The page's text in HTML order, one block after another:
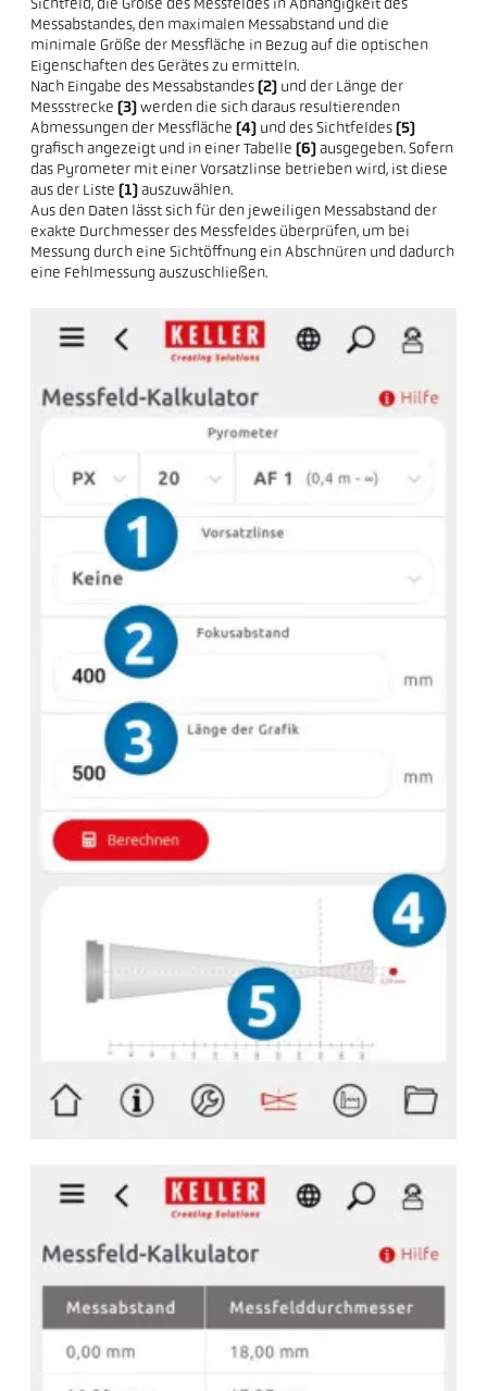
Sichtfeld, die Größe des Messfeldes in Abhängigkeit des
Messabstandes, den maximalen Messabstand und die
minimale Größe der Messfläche in Bezug auf die optischen
Eigenschaften des Gerätes zu ermitteln.
Nach Eingabe des Messabstandes(2) und der Länge der
Messstrecke(3) werden die sich daraus resultierenden
Abmessungen der Messfläche(4) und des Sichtfeldes(5)
grafisch angezeigt und in einer Tabelle(6) ausgegeben. Sofern
das Pyrometer mit einer Vorsatzlinse betrieben wird, ist diese
aus der Liste(1) auszuwählen.
Aus den Daten lässt sich für den jeweiligen Messabstand der
exakte Durchmesser des Messfeldes überprüfen, um bei
Messung durch eine Sichtöffnung ein Abschnüren und dadurch
eine Fehlmessung auszuschließen.